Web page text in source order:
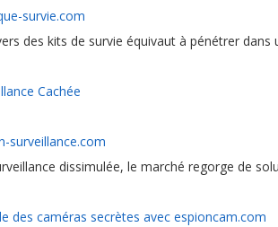
survie.com
des kits de survie équivaut à pénétrer
Cachée
surveillance.com
dissimulée, le marché regorge de
des caméras secrètes avec espioncam.com